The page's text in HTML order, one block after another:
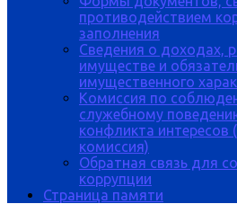
противодействием
заполнения
Сведения о доходах,
имуществе и
имущественного
Комиссия по
служебному
конфликта интересов
комиссия)
Обратная связь для
коррупции
Страница памяти